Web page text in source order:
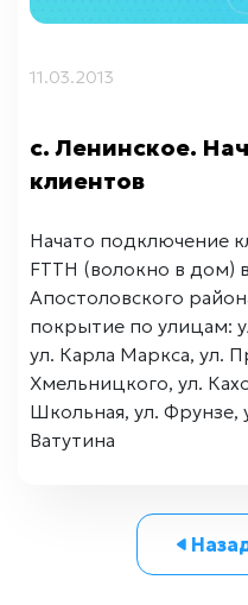
11.03.2013
с. Ленинское.
клиентов
Начато подключение
FTTH (волокно в дом)
Апостоловского
покрытие по улицам:
ул. Карла Маркса, ул.
Хмельницкого, ул.
Школьная, ул. Фрунзе,
Ватутина